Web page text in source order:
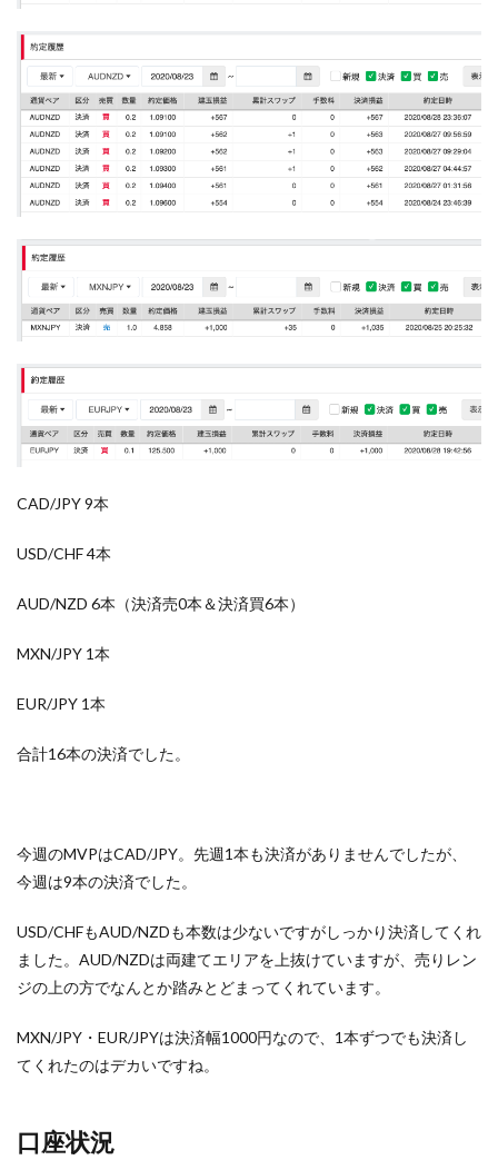
CAD/JPY 9本
USD/CHF 4本
AUD/NZD 6本（決済売0本＆決済買6本）
MXN/JPY 1本
EUR/JPY 1本
合計16本の決済でした。
今週のMVPはCAD/JPY。先週1本も決済がありませんでしたが、
今週は9本の決済でした。
USD/CHFもAUD/NZDも本数は少ないですがしっかり決済してくれ
ました。AUD/NZDは両建てエリアを上抜けていますが、売りレン
ジの上の方でなんとか踏みとどまってくれています。
MXN/JPY・EUR/JPYは決済幅1000円なので、1本ずつでも決済し
てくれたのはデカいですね。
口座状況